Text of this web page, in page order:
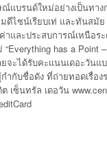
แบรนด์ใหม่อย่างเป็นทาง
ดีไซน์เรียบเท่ และทันส
และประสบการณ์เหนือ
has a Point
ยจะได้รับคะแนนเดอะวั
ำกับชื่อดัง ที่ถ่ายทอดเรื่อ
เซ็นทรัล เดอวัน